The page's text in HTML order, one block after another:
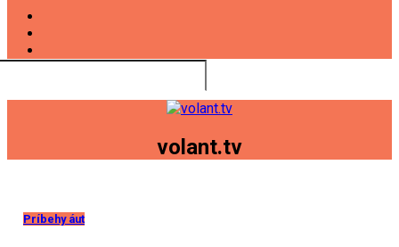
volant.tv
Príbehy áut